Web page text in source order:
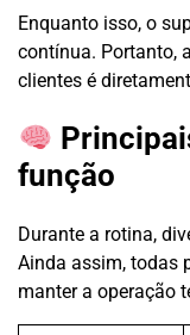
Enquanto isso, o
contínua. Portanto,
clientes é
função
Durante a rotina,
Ainda assim, todas
manter a operação